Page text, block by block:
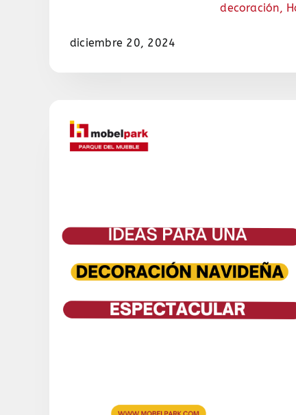
decoración,
diciembre 20, 2024